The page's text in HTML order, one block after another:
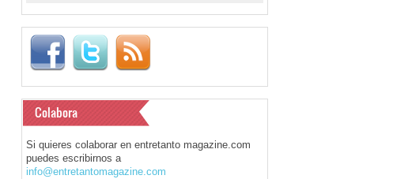
Colabora
Si quieres colaborar en entretanto magazine.com
puedes escribirnos a
info@entretantomagazine.com